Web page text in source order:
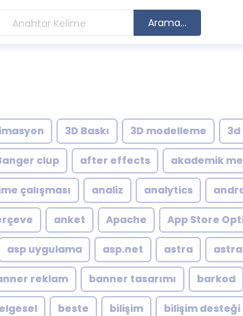
Arama...
3D Baskı 3D modelleme
clup after effects akademik
çalışması analiz analytics
anket Apache App Store
asp uygulama asp.net astra
reklam banner tasarımı barkod
beste bilişim bilişim desteği